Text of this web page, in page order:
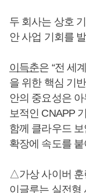
두 회사는 상호
안 사업 기회를
이득춘은 “전 세
을 위한 핵심 기
안의 중요성은
보적인 CNAPP
함께 클라우드
확장에 속도를
△가상 사이버 훈
이글루는 실전형